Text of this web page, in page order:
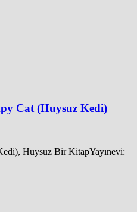
Cat (Huysuz Kedi)
Huysuz Bir KitapYayınevi: